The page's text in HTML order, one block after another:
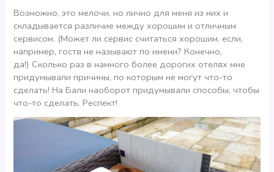
Возможно, это мелочи, но лично для меня из них и
складывается различие между хорошим и отличным
сервисом. (Может ли сервис считаться хорошим, если,
например, гостя не называют по имени? Конечно,
да!) Сколько раз в намного более дорогих отелях мне
придумывали причины, по которым не могут что-то
сделать! На Бали наоборот придумывали способы, чтобы
что-то сделать. Респект!